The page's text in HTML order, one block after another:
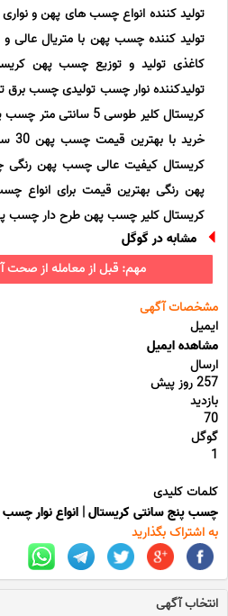
تولید کننده انواع چسب های پهن و
تولید کننده چسب پهن با متریال عالی
کاغذی تولید و توزیع چسب پهن
تولیدکننده نوار چسب تولیدی چسب
کریستال کلیر طوسی 5
کریستال کیفیت عالی چسب پهن
پهن رنگی بهترین قیمت برای
کریستال کلیر چسب پهن طرح دار چسب
مشابه در گوگل
مهم: قبل از معامله از
مشخصات آگهی
ایمیل
مشاهده ایمیل
ارسال
257 روز پیش
بازدید
70
گوگل
1
کلمات کلیدی
چسب پنج سانتی کریستال| انواع نوار
به اشتراک بگذارید
انتخاب آگهی